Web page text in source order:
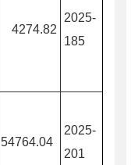
4274.82
2025-
185
54764.04
2025-
201